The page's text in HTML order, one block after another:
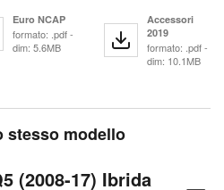
Euro NCAP
formato: .pdf -
dim: 5.6MB
Accessori
2019
formato: .pdf -
dim: 10.1MB
stesso modello
(2008-17) Ibrida